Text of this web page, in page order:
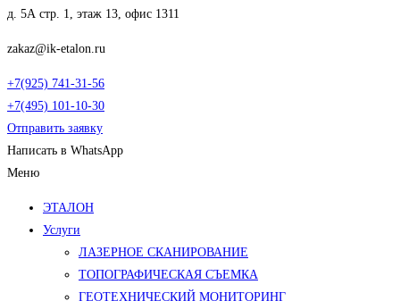
д. 5А стр. 1, этаж 13, офис 1311
zakaz@ik-etalon.ru
+7(925) 741-31-56
+7(495) 101-10-30
Отправить заявку
Написать в WhatsApp
Меню
ЭТАЛОН
Услуги
ЛАЗЕРНОЕ СКАНИРОВАНИЕ
ТОПОГРАФИЧЕСКАЯ СЪЕМКА
ГЕОТЕХНИЧЕСКИЙ МОНИТОРИНГ